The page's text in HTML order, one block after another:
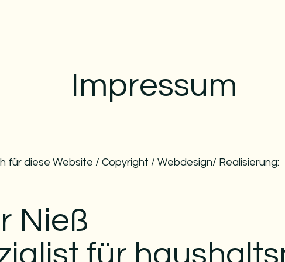
Impressum
für diese Website / Copyright / Webdesign/ Realisierung:
Nieß
für